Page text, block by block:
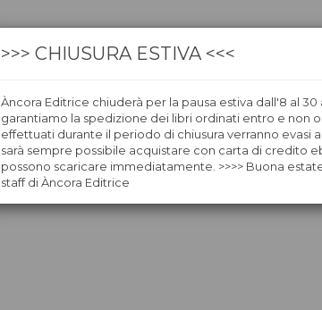
GRAFICA LIBRERIE ÀNCORAWOW
>>> CHIUSURA ESTIVA <<<
Àncora Editrice chiuderà per la pausa estiva dall'8 al
garantiamo la spedizione dei libri ordinati entro e non
effettuati durante il periodo di chiusura verranno evasi
sarà sempre possibile acquistare con carta di credito
possono scaricare immediatamente. >>>> Buona
staff di Àncora Editrice